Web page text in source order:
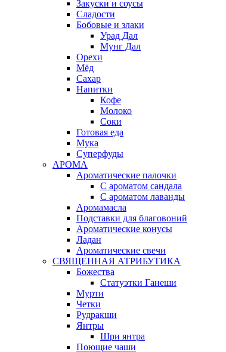
Закуски и соусы
Сладости
Бобовые и злаки
Урад Дал
Мунг Дал
Орехи
Мёд
Сахар
Напитки
Кофе
Молоко
Соки
Готовая еда
Мука
Суперфуды
АРОМА
Ароматические палочки
С ароматом сандала
С ароматом лаванды
Аромамасла
Подставки для благовоний
Ароматические конусы
Ладан
Ароматические свечи
СВЯЩЕННАЯ АТРИБУТИКА
Божества
Статуэтки Ганеши
Мурти
Четки
Рудракши
Янтры
Шри янтра
Поющие чаши